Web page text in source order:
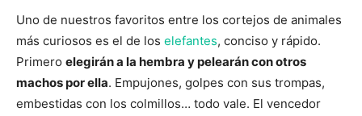
Uno de nuestros favoritos entre los cortejos de animales
más curiosos es el de los elefantes, conciso y rápido.
Primero elegirán a la hembra y pelearán con otros
machos por ella. Empujones, golpes con sus trompas,
embestidas con los colmillos… todo vale. El vencedor